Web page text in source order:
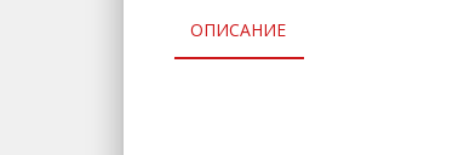
ОПИСАНИЕ